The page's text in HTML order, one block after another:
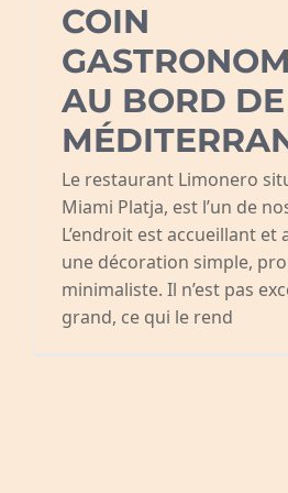
COIN
AU BORD
Le restaurant Limonero
Miami Platja, est l’un de
L’endroit est accueillant et
une décoration simple,
minimaliste. Il n’est pas
grand, ce qui le rend